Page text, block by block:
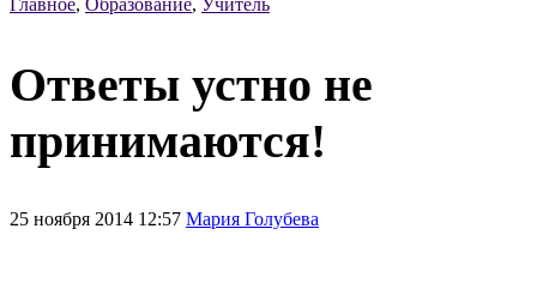
Главное, Образование, Учитель
Ответы устно не
принимаются!
25 ноября 2014 12:57 Мария Голубева